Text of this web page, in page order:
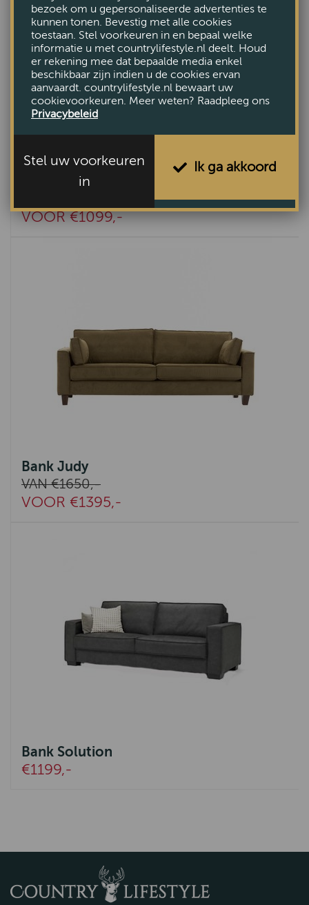
Bank Elburg
VOOR €1099,-
Bank Judy
VAN €1650,-
VOOR €1395,-
Bank Solution
€1199,-
bezoek om u gepersonaliseerde advertenties te
kunnen tonen. Bevestig met alle cookies
toestaan. Stel voorkeuren in en bepaal welke
informatie u met countrylifestyle.nl deelt. Houd
er rekening mee dat bepaalde media enkel
beschikbaar zijn indien u de cookies ervan
aanvaardt. countrylifestyle.nl bewaart uw
cookievoorkeuren. Meer weten? Raadpleeg ons
Privacybeleid
Stel uw voorkeuren
in
Ik ga akkoord